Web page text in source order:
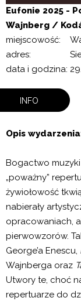
Eufonie 2025 -
Wajnberg /
miejscowość:
adres:
data i godzina:
INFO
Opis
Bogactwo
„poważny”
żywiołowość
nabierały
opracowaniach,
pierwowzorów.
George’a Enescu,
Wajnberga oraz
Utwory te, choć
repertuarze do